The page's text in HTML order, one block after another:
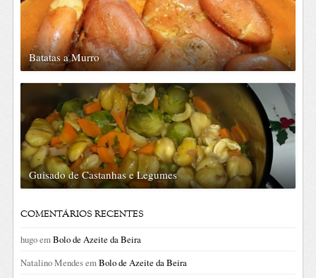
Batatas a Murro
Guisado de Castanhas e Legumes
COMENTÁRIOS RECENTES
hugoemBolo de Azeite da Beira
Natalino MendesemBolo de Azeite da Beira